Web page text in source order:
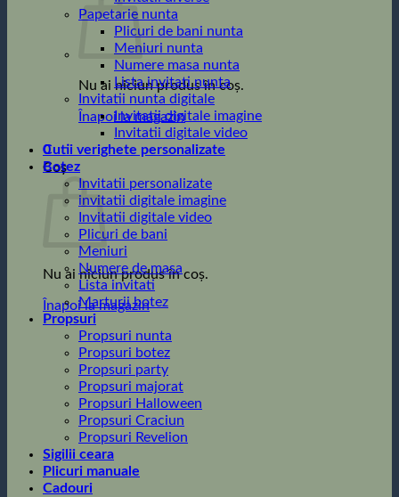
Nu ai niciun produs în coș.
Înapoi la magazin
0
Coș
Nu ai niciun produs în coș.
Înapoi la magazin
Papetarie nunta
Plicuri de bani nunta
Meniuri nunta
Numere masa nunta
Lista invitati nunta
Invitatii nunta digitale
Invitatii digitale imagine
Invitatii digitale video
Cutii verighete personalizate
Botez
Invitatii personalizate
invitatii digitale imagine
Invitatii digitale video
Plicuri de bani
Meniuri
Numere de masa
Lista invitati
Marturii botez
Propsuri
Propsuri nunta
Propsuri botez
Propsuri party
Propsuri majorat
Propsuri Halloween
Propsuri Craciun
Propsuri Revelion
Sigilii ceara
Plicuri manuale
Cadouri